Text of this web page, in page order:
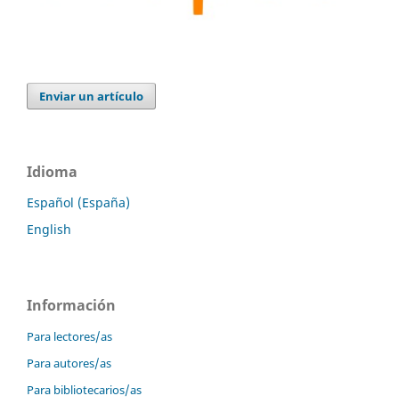
Enviar un artículo
Idioma
Español (España)
English
Información
Para lectores/as
Para autores/as
Para bibliotecarios/as